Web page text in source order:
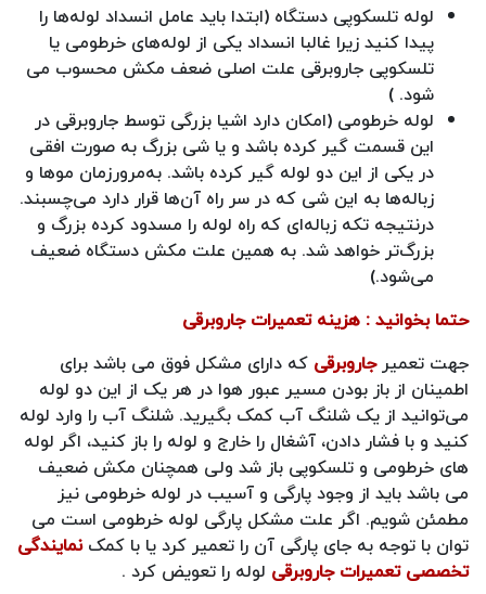
لوله تلسکوپی دستگاه (ابتدا باید عامل انسداد لوله‌ها را
پیدا کنید زیرا غالبا انسداد یکی از لوله‌های خرطومی یا
تلسکوپی جاروبرقی علت اصلی ضعف مکش محسوب می
شود. )
لوله خرطومی (امکان دارد اشیا بزرگی توسط جاروبرقی در
این قسمت گیر کرده باشد و یا شی بزرگ به صورت افقی
در یکی از این دو لوله گیر کرده باشد. به‌مرورزمان موها و
زباله‌ها به این شی که در سر راه آن‌‌‌‌‌‌‌‌ها قرار دارد می‌چسبند.
درنتیجه تکه زباله‌ای که راه لوله را مسدود کرده بزرگ و
بزرگ‌تر خواهد شد. به همین علت مکش دستگاه ضعیف
می‌شود.)
حتما بخوانید : هزینه تعمیرات جاروبرقی
جهت تعمیرجاروبرقی که دارای مشکل فوق می باشد برای
اطمینان از باز بودن مسیر عبور هوا در هر یک از این دو لوله
می‌توانید از یک شلنگ آب کمک بگیرید. شلنگ آب را وارد لوله
کنید و با فشار دادن، آشغال را خارج و لوله را باز کنید، اگر لوله
های خرطومی و تلسکوپی باز شد ولی همچنان مکش ضعیف
می باشد باید از وجود پارگی و آسیب در لوله خرطومی نیز
مطمئن شویم. اگر علت مشکل پارگی لوله خرطومی است می
توان با توجه به جای پارگی آن را تعمیر کرد یا با کمکنمایندگی
تخصصی تعمیرات جاروبرقی لوله را تعویض کرد .